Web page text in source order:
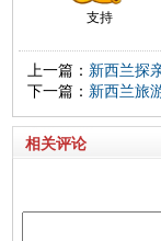
支持
上一篇： 新西兰探
下一篇： 新西兰旅
相关评论